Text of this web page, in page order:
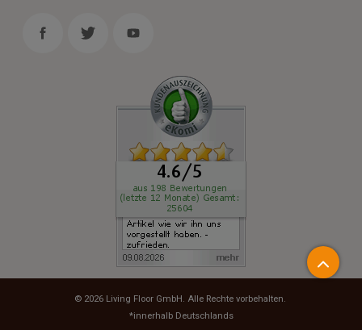
© 2026 Living Floor GmbH . Alle Rechte vorbehalten.
*innerhalb Deutschlands